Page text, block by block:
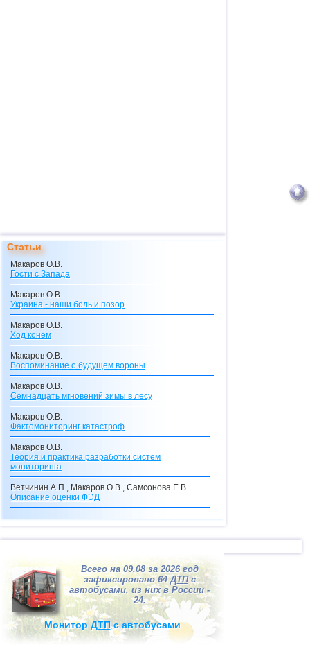
Статьи
Макаров О.В.
Гости с Запада
Макаров О.В.
Украина - наши боль и позор
Макаров О.В.
Ход конем
Макаров О.В.
Воспоминание о будущем вороны
Макаров О.В.
Семнадцать мгновений зимы в лесу
Макаров О.В.
Фактомониторинг катастроф
Макаров О.В.
Теория и практика разработки систем
мониторинга
Ветчинин А.П., Макаров О.В., Самсонова Е.В.
Описание оценки ФЭД
Макаров О.В., Самсонова Е.В.
Описание кредитного калькулятора
Макаров О.В.
Долгосрочные прогнозы катастроф
Макаров О.В.
"Ксанф, выпей море!"(взгляд со стороны на
ситуацию в Мексиканском заливе)
Всего на 09.08 за 2026 год
зафиксировано 64ДТПс
автобусами, из них в России -
24.
Монитор ДТПс автобусами